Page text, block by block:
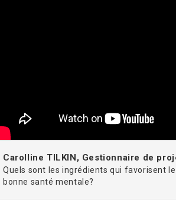
Carolline TILKIN, Gestionnaire de
Quels sont les ingrédients qui favorisent
bonne santé mentale?